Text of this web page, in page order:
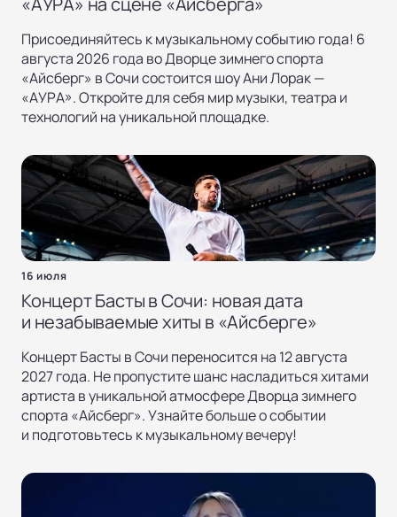
Присоединяйтесь к музыкальному событию года! 6
августа 2026 года во Дворце зимнего спорта
«Айсберг» в Сочи состоится шоу Ани Лорак —
«AУРА». Откройте для себя мир музыки, театра и
технологий на уникальной площадке.
16 июля
Концерт Басты в Сочи: новая дата
и незабываемые хиты в «Айсберге»
Концерт Басты в Сочи переносится на 12 августа
2027 года. Не пропустите шанс насладиться хитами
артиста в уникальной атмосфере Дворца зимнего
спорта «Айсберг». Узнайте больше о событии
и подготовьтесь к музыкальному вечеру!